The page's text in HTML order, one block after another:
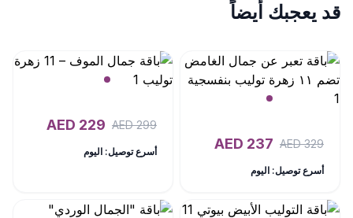
قد يعجبك أيضاً
329
AED
237
أسرع توصيل: اليوم
299
AED
229
أسرع توصيل: اليوم